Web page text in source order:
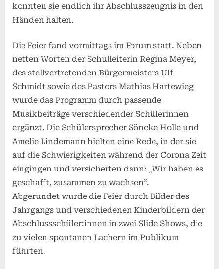
konnten sie endlich ihr Abschlusszeugnis in den
Händen halten.
Die Feier fand vormittags im Forum statt. Neben
netten Worten der Schulleiterin Regina Meyer,
des stellvertretenden Bürgermeisters Ulf
Schmidt sowie des Pastors Mathias Hartewieg
wurde das Programm durch passende
Musikbeiträge verschiedender Schülerinnen
ergänzt. Die Schülersprecher Söncke Holle und
Amelie Lindemann hielten eine Rede, in der sie
auf die Schwierigkeiten während der Corona Zeit
eingingen und versicherten dann: „Wir haben es
geschafft, zusammen zu wachsen“.
Abgerundet wurde die Feier durch Bilder des
Jahrgangs und verschiedenen Kinderbildern der
Abschlussschüler:innen in zwei Slide Shows, die
zu vielen spontanen Lachern im Publikum
führten.